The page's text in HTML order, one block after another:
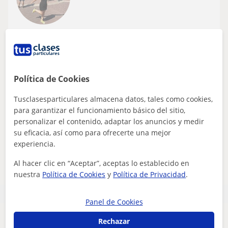
Francés
Doy clases particulares de Francés
Alsacia, Burdeos y Toulouse.Con un nivel C1 de
gramática en España
Parece que tu búsqueda es bastante especifica
Política de Cookies
Tusclasesparticulares almacena datos, tales como cookies,
para garantizar el funcionamiento básico del sitio,
personalizar el contenido, adaptar los anuncios y medir
su eficacia, así como para ofrecerte una mejor
experiencia.
Al hacer clic en “Aceptar”, aceptas lo establecido en
nuestra Política de Cookies y Política de Privacidad.
Panel de Cookies
Rechazar